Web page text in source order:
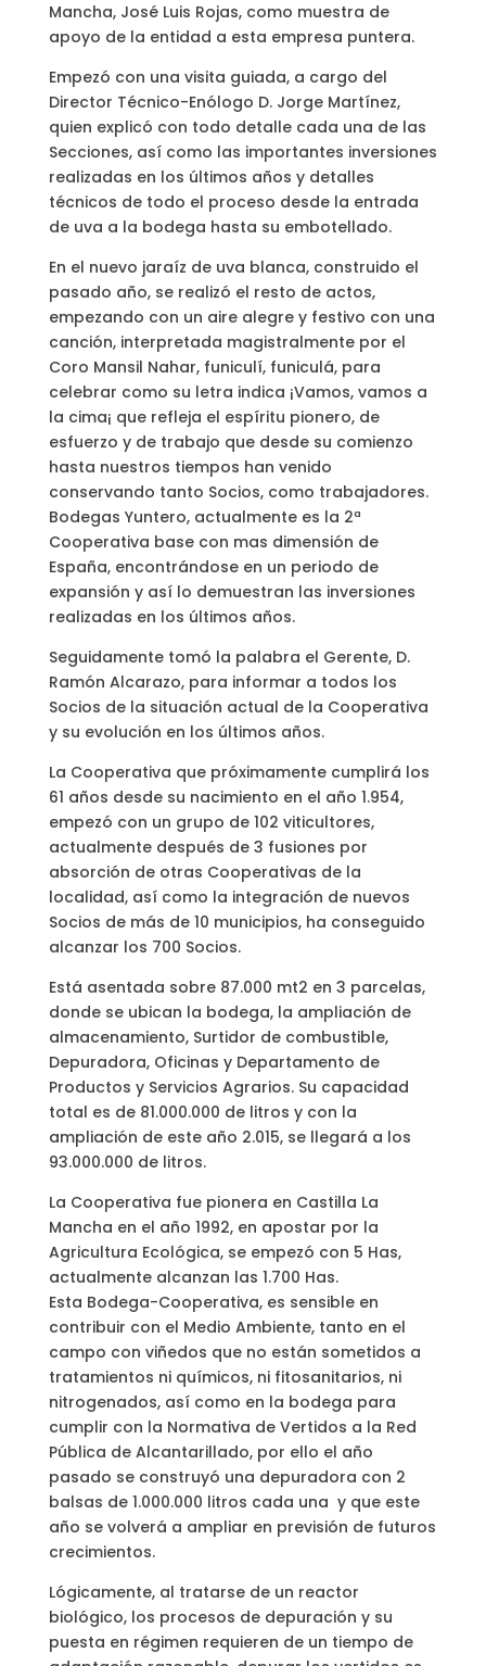
Mancha, José Luis Rojas, como muestra de
apoyo de la entidad a esta empresa puntera.
Empezó con una visita guiada, a cargo del
Director Técnico-Enólogo D. Jorge Martínez,
quien explicó con todo detalle cada una de las
Secciones, así como las importantes inversiones
realizadas en los últimos años y detalles
técnicos de todo el proceso desde la entrada
de uva a la bodega hasta su embotellado.
En el nuevo jaraíz de uva blanca, construido el
pasado año, se realizó el resto de actos,
empezando con un aire alegre y festivo con una
canción, interpretada magistralmente por el
Coro Mansil Nahar, funiculí, funiculá, para
celebrar como su letra indica ¡Vamos, vamos a
la cima¡ que refleja el espíritu pionero, de
esfuerzo y de trabajo que desde su comienzo
hasta nuestros tiempos han venido
conservando tanto Socios, como trabajadores.
Bodegas Yuntero, actualmente es la 2ª
Cooperativa base con mas dimensión de
España, encontrándose en un periodo de
expansión y así lo demuestran las inversiones
realizadas en los últimos años.
Seguidamente tomó la palabra el Gerente, D.
Ramón Alcarazo, para informar a todos los
Socios de la situación actual de la Cooperativa
y su evolución en los últimos años.
La Cooperativa que próximamente cumplirá los
61 años desde su nacimiento en el año 1.954,
empezó con un grupo de 102 viticultores,
actualmente después de 3 fusiones por
absorción de otras Cooperativas de la
localidad, así como la integración de nuevos
Socios de más de 10 municipios, ha conseguido
alcanzar los 700 Socios.
Está asentada sobre 87.000 mt2 en 3 parcelas,
donde se ubican la bodega, la ampliación de
almacenamiento, Surtidor de combustible,
Depuradora, Oficinas y Departamento de
Productos y Servicios Agrarios. Su capacidad
total es de 81.000.000 de litros y con la
ampliación de este año 2.015, se llegará a los
93.000.000 de litros.
La Cooperativa fue pionera en Castilla La
Mancha en el año 1992, en apostar por la
Agricultura Ecológica, se empezó con 5 Has,
actualmente alcanzan las 1.700 Has.
Esta Bodega-Cooperativa, es sensible en
contribuir con el Medio Ambiente, tanto en el
campo con viñedos que no están sometidos a
tratamientos ni químicos, ni fitosanitarios, ni
nitrogenados, así como en la bodega para
cumplir con la Normativa de Vertidos a la Red
Pública de Alcantarillado, por ello el año
pasado se construyó una depuradora con 2
balsas de 1.000.000 litros cada una y que este
año se volverá a ampliar en previsión de futuros
crecimientos.
Lógicamente, al tratarse de un reactor
biológico, los procesos de depuración y su
puesta en régimen requieren de un tiempo de